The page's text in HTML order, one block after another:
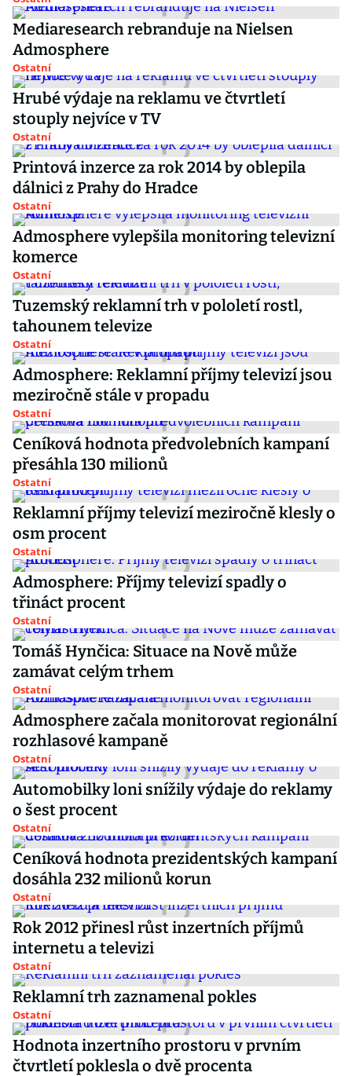
Mediaresearch rebranduje na Nielsen
Admosphere
Ostatní
Hrubé výdaje na reklamu ve čtvrtletí
stouply nejvíce v TV
Ostatní
Printová inzerce za rok 2014 by oblepila
dálnici z Prahy do Hradce
Ostatní
Admosphere vylepšila monitoring televizní
komerce
Ostatní
Tuzemský reklamní trh v pololetí rostl,
tahounem televize
Ostatní
Admosphere: Reklamní příjmy televizí jsou
meziročně stále v propadu
Ostatní
Ceníková hodnota předvolebních kampaní
přesáhla 130 milionů
Ostatní
Reklamní příjmy televizí meziročně klesly o
osm procent
Ostatní
Admosphere: Příjmy televizí spadly o
třináct procent
Ostatní
Tomáš Hynčica: Situace na Nově může
zamávat celým trhem
Ostatní
Admosphere začala monitorovat regionální
rozhlasové kampaně
Ostatní
Automobilky loni snížily výdaje do reklamy
o šest procent
Ostatní
Ceníková hodnota prezidentských kampaní
dosáhla 232 milionů korun
Ostatní
Rok 2012 přinesl růst inzertních příjmů
internetu a televizi
Ostatní
Reklamní trh zaznamenal pokles
Ostatní
Hodnota inzertního prostoru v prvním
čtvrtletí poklesla o dvě procenta